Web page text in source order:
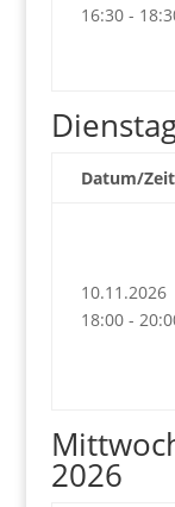
16:30 -
Datum/Zeit
10.11.2026
18:00 -
2026